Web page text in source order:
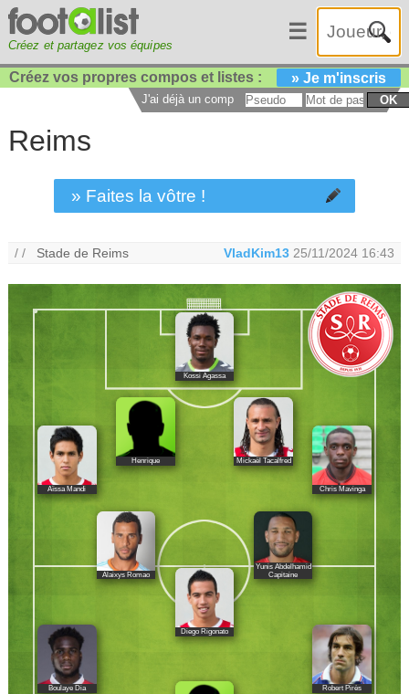
Créez et partagez vos équipes
☰
Créez vos propres compos et listes : » Je m'inscris
J'ai déjà un compte : OK
Reims
» Faites la vôtre !
/ / Stade de Reims VladKim13 25/11/2024 16:43
Kossi Agassa
Aïssa Mandi
Henrique Mickaël Tacalfred
Chris Mavinga
Alaixys Romao
Yunis Abdelhamid
Capitaine
Diego Rigonato
Robert Pirès
Boulaye Dia